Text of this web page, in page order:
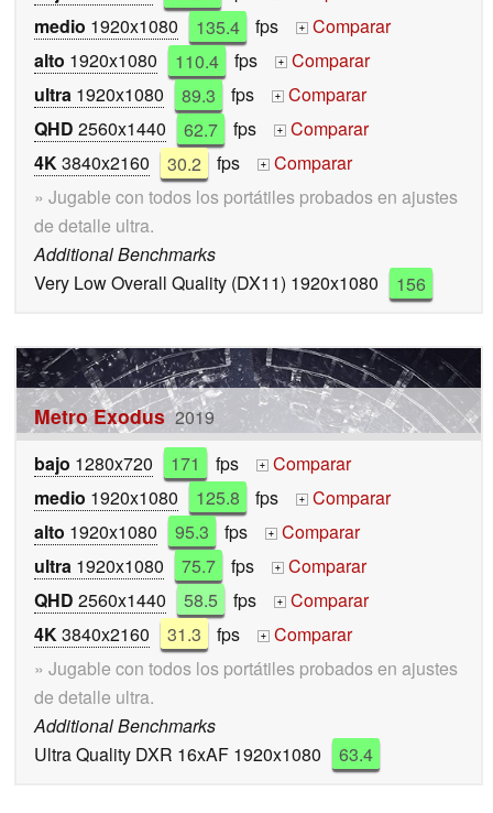
medio 1920x1080 135.4 fps +
Comparar
alto 1920x1080 110.4 fps +
Comparar
ultra 1920x1080 89.3 fps +
Comparar
QHD 2560x1440 62.7 fps +
Comparar
4K3840x2160 30.2 fps +
Comparar
» Jugable con todos los portátiles probados en ajustes
de detalle ultra.
Additional Benchmarks
Very Low Overall Quality (DX11) 1920x1080
156
Metro Exodus 2019
bajo 1280x720 171 fps +
Comparar
medio 1920x1080 125.8 fps +
Comparar
alto 1920x1080 95.3 fps +
Comparar
ultra 1920x1080 75.7 fps +
Comparar
QHD 2560x1440 58.5 fps +
Comparar
4K3840x2160 31.3 fps +
Comparar
» Jugable con todos los portátiles probados en ajustes
de detalle ultra.
Additional Benchmarks
Ultra Quality DXR 16xAF 1920x1080
63.4